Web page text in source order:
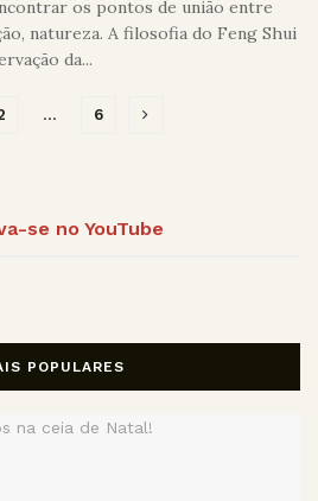
os pontos de união entre
natureza. A filosofia do Feng Shui
da...
… 6
se no YouTube
POPULARES